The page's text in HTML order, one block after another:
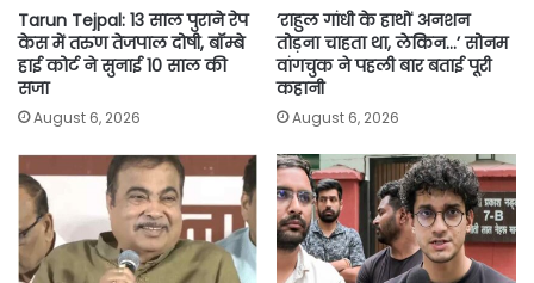
Tarun Tejpal: 13 साल पुराने रेप
केस में तरुण तेजपाल दोषी, बॉम्बे
हाई कोर्ट ने सुनाई 10 साल की
सजा
August 6, 2026
‘राहुल गांधी के हाथों अनशन
तोड़ना चाहता था, लेकिन…’ सोनम
वांगचुक ने पहली बार बताई पूरी
कहानी
August 6, 2026